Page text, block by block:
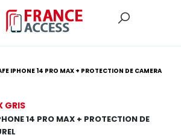
IPHONE 14 PRO MAX + PROTECTION DE CAMERA
GRIS
14 PRO MAX + PROTECTION DE